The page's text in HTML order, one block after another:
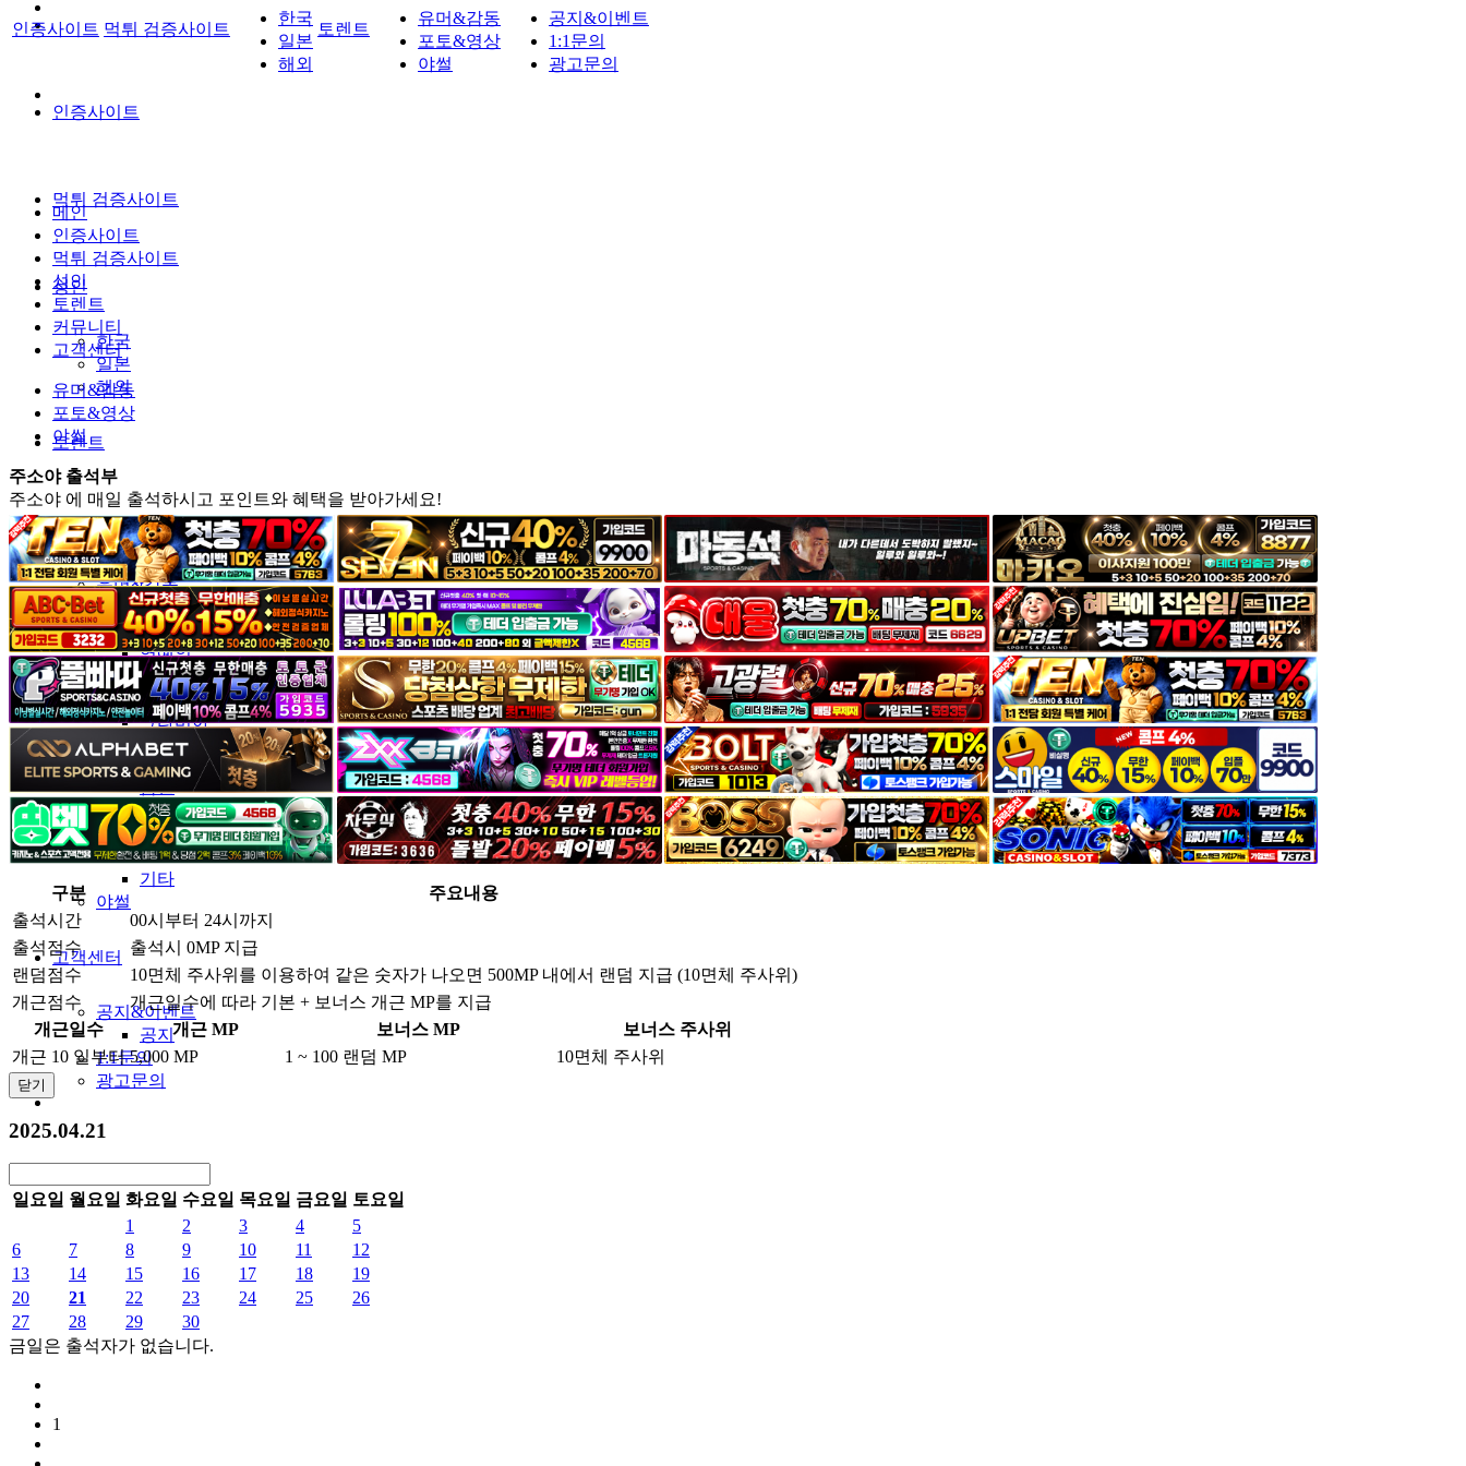
인증사이트
먹튀 검증사이트
성인
한국
일본
해외
토렌트
커뮤니티
유머&감동
포토&영상
일반인
연예인
서양
모델
그라비아
코스프레
BJ
품번
후방주의
움짤
스포츠
기타
야썰
고객센터
공지&이벤트
공지
1:1문의
광고문의
인증사이트 먹튀 검증사이트
한국
일본
해외
토렌트
유머&감동
포토&영상
야썰
공지&이벤트
1:1문의
광고문의
메인
인증사이트
먹튀 검증사이트
성인
토렌트
커뮤니티
고객센터
유머&감동
포토&영상
야썰
주소야 출석부
주소야 에 매일 출석하시고 포인트와 혜택을 받아가세요!
구분
주요내용
출석시간
00시부터 24시까지
출석점수
출석시 0MP 지급
랜덤점수
10면체 주사위를 이용하여 같은 숫자가 나오면 500MP 내에서 랜덤 지급 (10면체 주사위)
개근점수
개근일수에 따라 기본 + 보너스 개근 MP를 지급
개근일수
개근 MP 보너스 MP
보너스 주사위
개근 10 일부터 5,000 MP 1 ~ 100 랜덤 MP 10면체 주사위
닫기
2025.04.21
일요일 월요일 화요일 수요일 목요일 금요일 토요일
1
2 3 4
5
6
7 8 9 10 11
12
13
14 15 16 17 18
19
20
21 22 23 24 25
26
27
28 29
30
금일은 출석자가 없습니다.
1